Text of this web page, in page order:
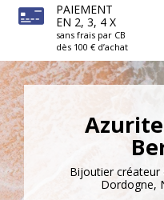
PAIEMENT
EN 2, 3, 4 X
sans frais par CB
dès 100 € d’achat
Bijoutier créateur
Dordogne,